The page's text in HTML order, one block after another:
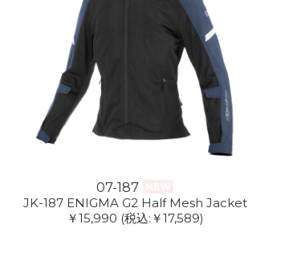
07-187
JK-187 ENIGMA G2 Half Mesh Jacket
￥15,990 (税込:￥17,589)